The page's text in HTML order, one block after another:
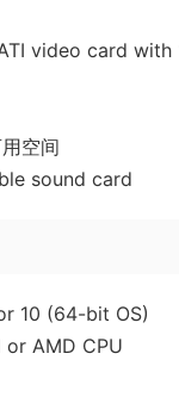
video card
空间
sound card
10 (64-bit OS)
or AMD CPU